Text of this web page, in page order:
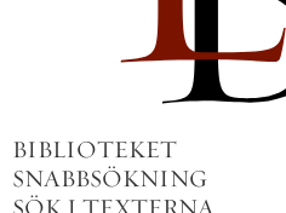
BIBLIOTEKET
SNABBSÖKNING